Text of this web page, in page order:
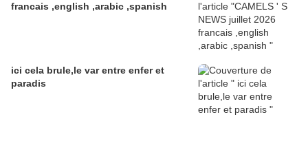
francais ,english ,arabic ,spanish
ici cela brule,le var entre enfer et
paradis